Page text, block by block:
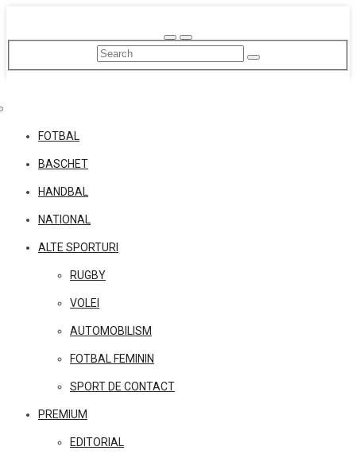
content
FOTBAL
BASCHET
HANDBAL
NATIONAL
ALTE SPORTURI
RUGBY
VOLEI
AUTOMOBILISM
FOTBAL FEMININ
SPORT DE CONTACT
PREMIUM
EDITORIAL